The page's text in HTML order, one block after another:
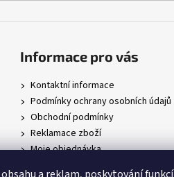
Informace pro vás
Kontaktní informace
Podmínky ochrany osobních údajů
Obchodní podmínky
Reklamace zboží
Moje objednávka